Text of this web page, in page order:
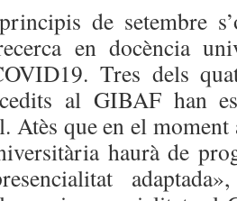
de setembre
en docència
Tres dels
al GIBAF han
Atès que en el
haurà de